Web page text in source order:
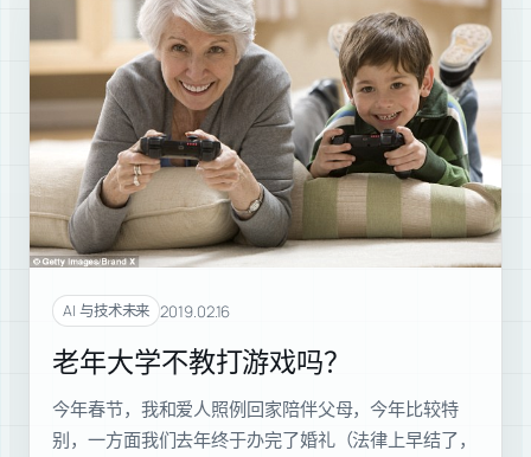
AI 与技术未来 2019.02.16
老年大学不教打游戏吗？
今年春节，我和爱人照例回家陪伴父母，今年比较特
别，一方面我们去年终于办完了婚礼（法律上早结了，